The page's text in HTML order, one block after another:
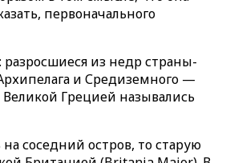
первоначального
из недр страны-
и Средиземного —
Грецией назывались
соседний остров, то старую